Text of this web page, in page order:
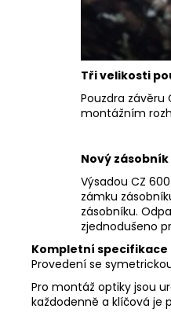
Tři velikosti
Pouzdra
montážním
Nový zásobník
Výsadou CZ
zámku
zásobníku.
zjednodušeno
Kompletní specifikace
Provedení se
Pro montáž optiky jsou
každodenně a klíčová je